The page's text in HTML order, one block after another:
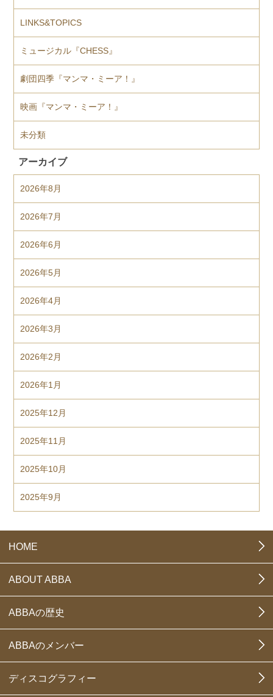
LINKS&TOPICS
ミュージカル『CHESS』
劇団四季『マンマ・ミーア！』
映画『マンマ・ミーア！』
未分類
アーカイブ
2026年8月
2026年7月
2026年6月
2026年5月
2026年4月
2026年3月
2026年2月
2026年1月
2025年12月
2025年11月
2025年10月
2025年9月
HOME
ABOUT ABBA
ABBAの歴史
ABBAのメンバー
ディスコグラフィー